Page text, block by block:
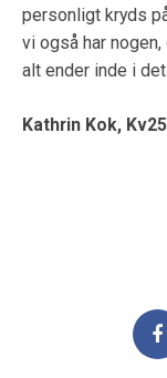
personligt kryds
vi også har
alt ender inde i
Kathrin Kok,